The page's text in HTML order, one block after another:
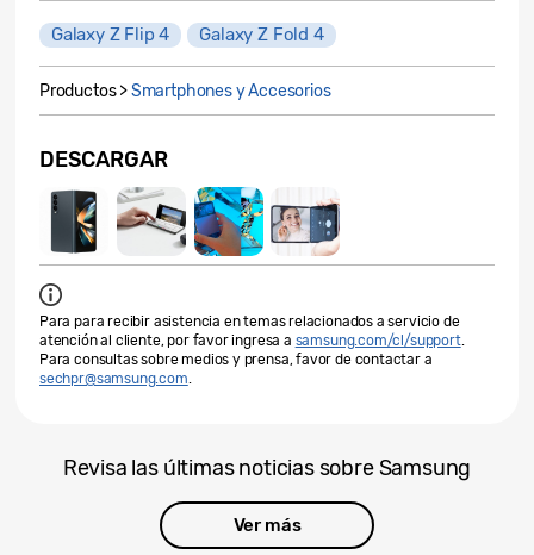
Galaxy Z Flip 4 Galaxy Z Fold 4
Productos >Smartphones y Accesorios
DESCARGAR
Para para recibir asistencia en temas relacionados a servicio de
atención al cliente, por favor ingresa a samsung.com/cl/support.
Para consultas sobre medios y prensa, favor de contactar a
sechpr@samsung.com.
Revisa las últimas noticias sobre Samsung
Ver más